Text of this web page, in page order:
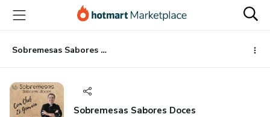
para
conteúdo
principal
para
pagamento
para
rodapé
Sobremesas Sabores Doces
Sobremesas Sabores Doces